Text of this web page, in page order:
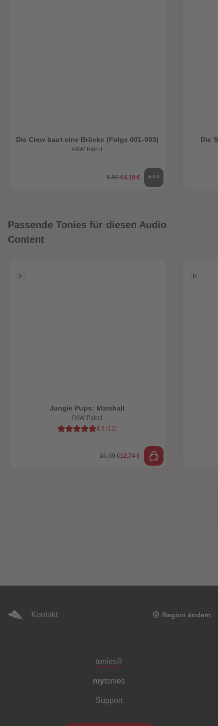
Die Crew baut eine Brücke (Folge 001-003)
PAW Patrol
5,99 €4,19 €
Die
Passende Tonies für diesen Audio
Content
Jungle Pups: Marshall
PAW Patrol
4.9 (12)
16,99 €12,74 €
Kontakt Region ändern
Meta-Navigation Footer
tonies®
mytonies
Support